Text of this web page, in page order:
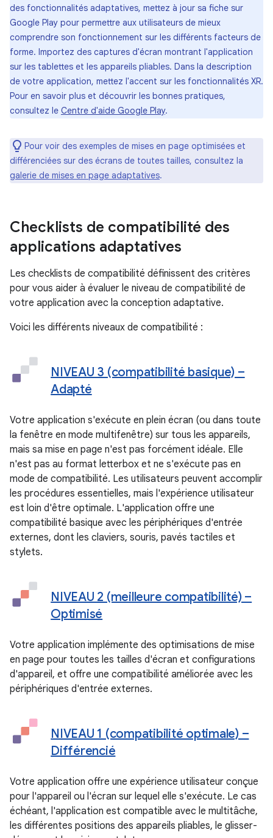
des fonctionnalités adaptatives, mettez à jour sa fiche sur
Google Play pour permettre aux utilisateurs de mieux
comprendre son fonctionnement sur les différents facteurs de
forme. Importez des captures d'écran montrant l'application
sur les tablettes et les appareils pliables. Dans la description
de votre application, mettez l'accent sur les fonctionnalités XR.
Pour en savoir plus et découvrir les bonnes pratiques,
consultez le Centre d'aide Google Play.
Pour voir des exemples de mises en page optimisées et
différenciées sur des écrans de toutes tailles, consultez la
galerie de mises en page adaptatives.
Checklists de compatibilité des
applications adaptatives
Les checklists de compatibilité définissent des critères
pour vous aider à évaluer le niveau de compatibilité de
votre application avec la conception adaptative.
Voici les différents niveaux de compatibilité :
NIVEAU 3 (compatibilité basique) –
Adapté
Votre application s'exécute en plein écran (ou dans toute
la fenêtre en mode multifenêtre) sur tous les appareils,
mais sa mise en page n'est pas forcément idéale. Elle
n'est pas au format letterbox et ne s'exécute pas en
mode de compatibilité. Les utilisateurs peuvent accomplir
les procédures essentielles, mais l'expérience utilisateur
est loin d'être optimale. L'application offre une
compatibilité basique avec les périphériques d'entrée
externes, dont les claviers, souris, pavés tactiles et
stylets.
NIVEAU 2 (meilleure compatibilité) –
Optimisé
Votre application implémente des optimisations de mise
en page pour toutes les tailles d'écran et configurations
d'appareil, et offre une compatibilité améliorée avec les
périphériques d'entrée externes.
NIVEAU 1 (compatibilité optimale) –
Différencié
Votre application offre une expérience utilisateur conçue
pour l'appareil ou l'écran sur lequel elle s'exécute. Le cas
échéant, l'application est compatible avec le multitâche,
les différentes positions des appareils pliables, le glisser-